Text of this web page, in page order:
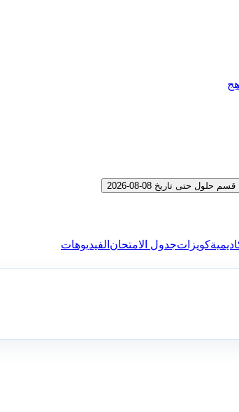
حتى تاريخ 08-08-2026
كويزاتجدول الامتحان الفيديوهات